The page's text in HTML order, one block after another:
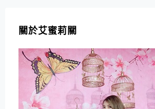
關於艾蜜莉關